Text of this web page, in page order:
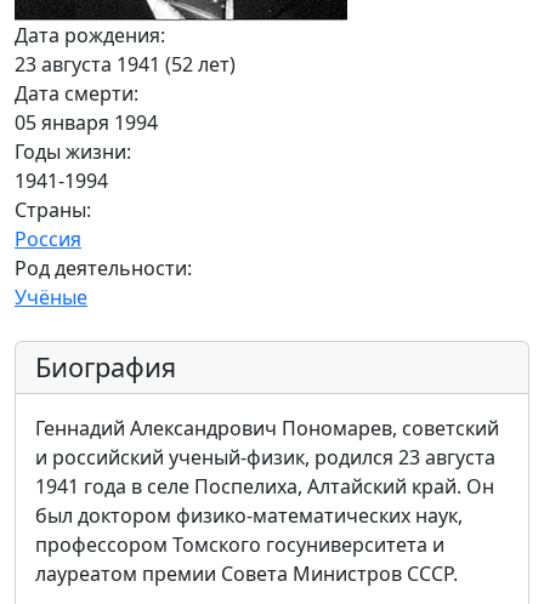
Дата рождения:
23 августа 1941 (52 лет)
Дата смерти:
05 января 1994
Годы жизни:
1941-1994
Страны:
Россия
Род деятельности:
Учёные
Биография
Геннадий Александрович Пономарев, советский
и российский ученый-физик, родился 23 августа
1941 года в селе Поспелиха, Алтайский край. Он
был доктором физико-математических наук,
профессором Томского госуниверситета и
лауреатом премии Совета Министров СССР.